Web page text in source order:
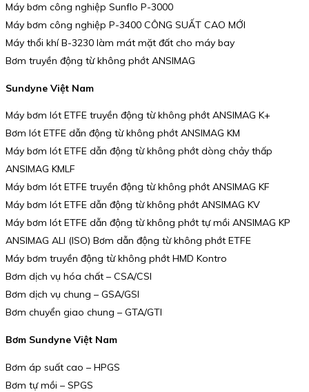
Máy bơm công nghiệp Sunflo P-3000
Máy bơm công nghiệp P-3400 CÔNG SUẤT CAO MỚI
Máy thổi khí B-3230 làm mát mặt đất cho máy bay
Bơm truyền động từ không phớt ANSIMAG
Sundyne Việt Nam
Máy bơm lót ETFE truyền động từ không phớt ANSIMAG K+
Bơm lót ETFE dẫn động từ không phớt ANSIMAG KM
Máy bơm lót ETFE dẫn động từ không phớt dòng chảy thấp
ANSIMAG KMLF
Máy bơm lót ETFE truyền động từ không phớt ANSIMAG KF
Máy bơm lót ETFE dẫn động từ không phớt ANSIMAG KV
Máy bơm lót ETFE dẫn động từ không phớt tự mồi ANSIMAG KP
ANSIMAG ALI (ISO) Bơm dẫn động từ không phớt ETFE
Máy bơm truyền động từ không phớt HMD Kontro
Bơm dịch vụ hóa chất – CSA/CSI
Bơm dịch vụ chung – GSA/GSI
Bơm chuyển giao chung – GTA/GTI
Bơm Sundyne Việt Nam
Bơm áp suất cao – HPGS
Bơm tự mồi – SPGS